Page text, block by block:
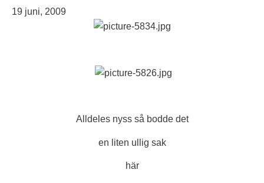
19 juni, 2009
Alldeles nyss så bodde det
en liten ullig sak
här